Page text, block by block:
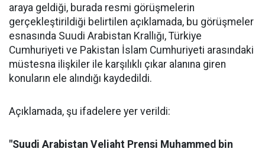
araya geldiği, burada resmi görüşmelerin
gerçekleştirildiği belirtilen açıklamada, bu görüşmeler
esnasında Suudi Arabistan Krallığı, Türkiye
Cumhuriyeti ve Pakistan İslam Cumhuriyeti arasındaki
müstesna ilişkiler ile karşılıklı çıkar alanına giren
konuların ele alındığı kaydedildi.
Açıklamada, şu ifadelere yer verildi:
"Suudi Arabistan Veliaht Prensi Muhammed bin